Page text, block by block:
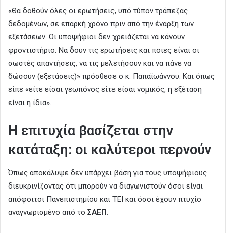
«Θα δοθούν όλες οι ερωτήσεις, υπό τύπον τράπεζας
δεδομένων, σε επαρκή χρόνο πριν από την έναρξη των
εξετάσεων. Οι υποψήφιοι δεν χρειάζεται να κάνουν
φροντιστήριο. Να δουν τις ερωτήσεις και ποιες είναι οι
σωστές απαντήσεις, να τις μελετήσουν και να πάνε να
δώσουν (εξετάσεις)» πρόσθεσε ο κ. Παπαϊωάννου. Και όπως
είπε «είτε είσαι γεωπόνος είτε είσαι νομικός, η εξέταση
είναι η ίδια».
Η επιτυχία βασίζεται στην
κατάταξη: οι καλύτεροι περνούν
Όπως αποκάλυψε δεν υπάρχει βάση για τους υποψήφιους
διευκρινίζοντας ότι μπορούν να διαγωνιστούν όσοι είναι
απόφοιτοι Πανεπιστημίου και ΤΕΙ και όσοι έχουν πτυχίο
αναγνωρισμένο από το ΣΑΕΠ.